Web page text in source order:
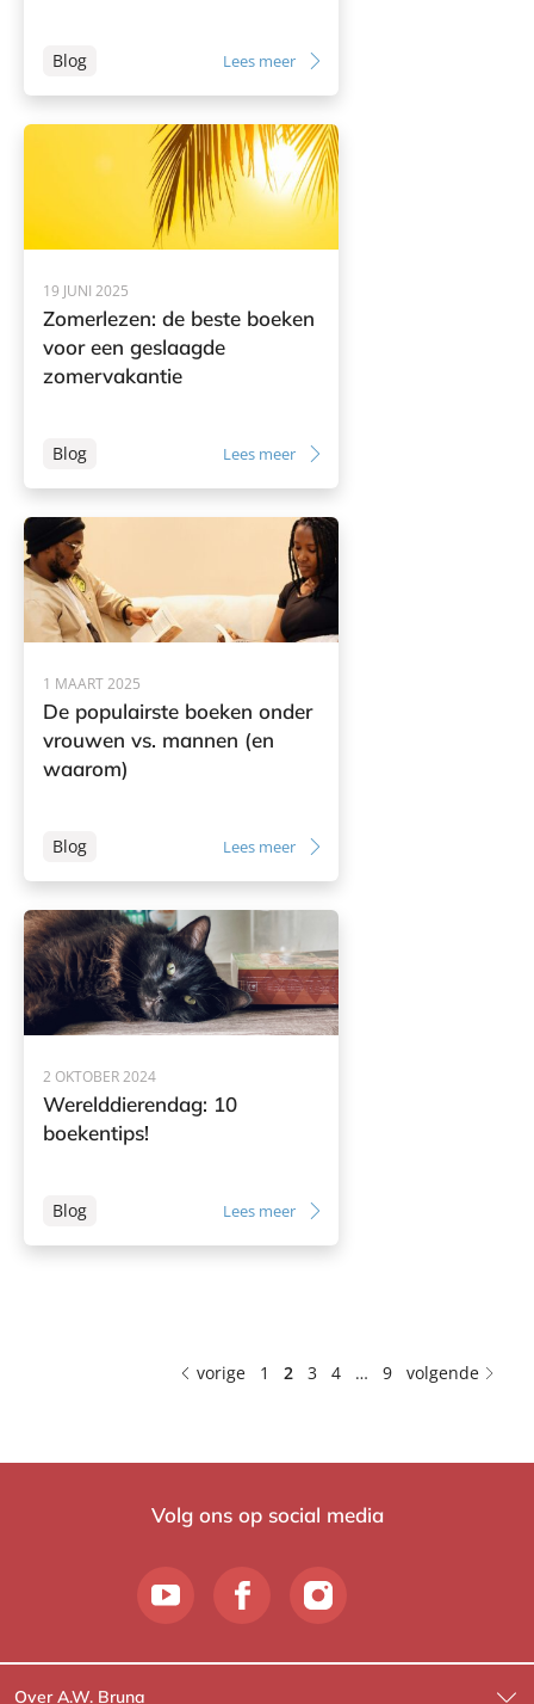
Blog Lees meer
19 JUNI 2025
Zomerlezen: de beste boeken
voor een geslaagde
zomervakantie
Blog Lees meer
1 MAART 2025
De populairste boeken onder
vrouwen vs. mannen (en
waarom)
Blog Lees meer
2 OKTOBER 2024
Werelddierendag: 10
boekentips!
Blog Lees meer
vorige 1 2 3 4 … 9 volgende
Volg ons op social media
Over A.W. Bruna